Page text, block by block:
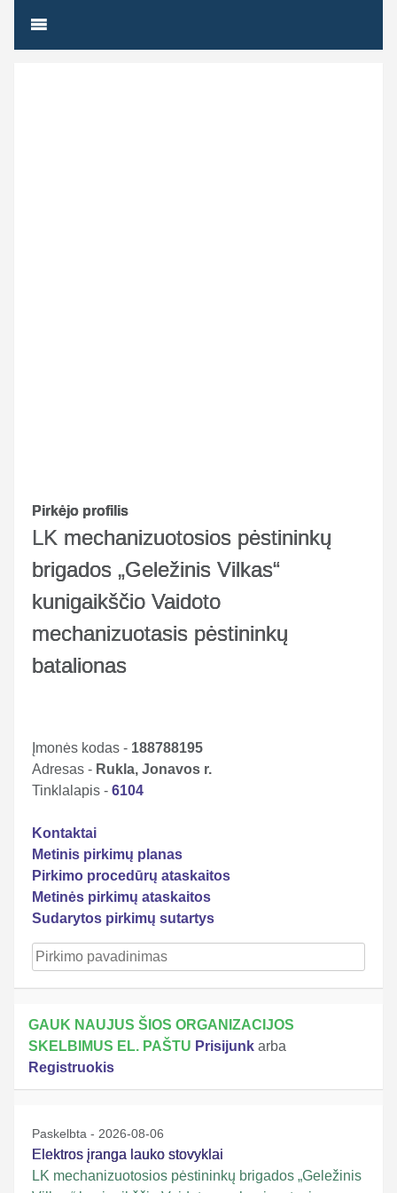
Pirkėjo profilis
LK mechanizuotosios pėstininkų
brigados „Geležinis Vilkas“
kunigaikščio Vaidoto
mechanizuotasis pėstininkų
batalionas
Įmonės kodas - 188788195
Adresas - Rukla, Jonavos r.
Tinklalapis - 6104
Kontaktai
Metinis pirkimų planas
Pirkimo procedūrų ataskaitos
Metinės pirkimų ataskaitos
Sudarytos pirkimų sutartys
GAUK NAUJUS ŠIOS ORGANIZACIJOS
SKELBIMUS EL. PAŠTU Prisijunk arba
Registruokis
Paskelbta - 2026-08-06
Elektros įranga lauko stovyklai
LK mechanizuotosios pėstininkų brigados „Geležinis